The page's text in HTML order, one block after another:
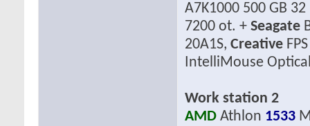
A7K1000 500 GB
7200 ot. + Seagate
20A1S, Creative
IntelliMouse
Work station 2
AMD Athlon 1533